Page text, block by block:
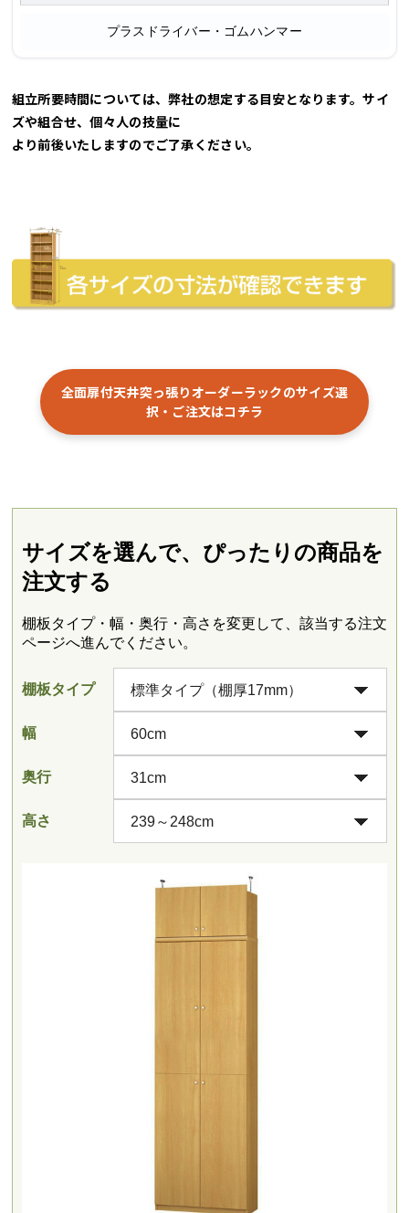
プラスドライバー・ゴムハンマー
組立所要時間については、弊社の想定する目安となります。サイ
ズや組合せ、個々人の技量に
より前後いたしますのでご了承ください。
全面扉付天井突っ張りオーダーラックのサイズ選
択・ご注文はコチラ